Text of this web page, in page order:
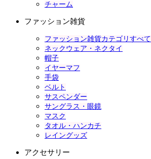
チャーム
ファッション雑貨
ファッション雑貨カテゴリすべて
ネックウェア・ネクタイ
帽子
イヤーマフ
手袋
ベルト
サスペンダー
サングラス・眼鏡
マスク
タオル・ハンカチ
レイングッズ
アクセサリー